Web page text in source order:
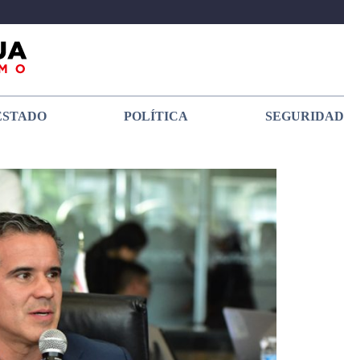
POLÍTICA SEGURIDAD